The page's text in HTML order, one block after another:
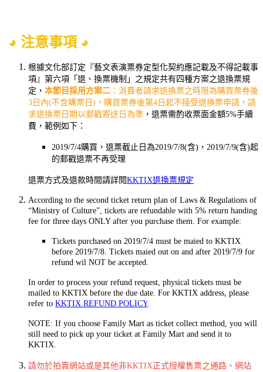
◕ 注意事項 ◕
根據文化部訂定『藝文表演票券定型化契約應記載及不得記載事
項』第六項「退、換票機制」之規定共有四種方案之退換票規
定， 本節目採用方案二 ：消費者請求退換票之時限為購買票券後
3日內(不含購票日)，購買票券後第4日起不接受退換票申請，請
求退換票日期以郵戳寄送日為準 ，退票需酌收票面金額5%手續
費，範例如下：
2019/7/4購買，退票截止日為2019/7/8(含)，2019/7/9(含)起
的郵戳退票不再受理
退票方式及退款時間請詳閱KKTIX退換票規定
According to the second ticket return plan of Laws & Regulations of
“Ministry of Culture”, tickets are refundable with 5% return handing
fee for three days ONLY after you purchase them. For example:
Tickets purchased on 2019/7/4 must be maied to KKTIX
before 2019/7/8. Tickets maied out on and after 2019/7/9 for
refund wil NOT be accepted.
In order to process your refund request, physical tickets must be
mailed to KKTIX before the due date. For KKTIX address, please
refer to KKTIX REFUND POLICY
NOTE: If you choose Family Mart as ticket collect method, you will
still need to pick up your ticket at Family Mart and send it to
KKTIX.
請勿於拍賣網站或是其他非KKTIX正式授權售票之通路、網站